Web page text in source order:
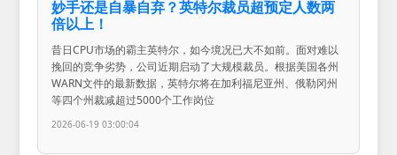
妙手还是自暴自弃？英特尔裁员超预定人数两
倍以上！
昔日CPU市场的霸主英特尔，如今境况已大不如前。面对难以
挽回的竞争劣势，公司近期启动了大规模裁员。根据美国各州
WARN文件的最新数据，英特尔将在加利福尼亚州、俄勒冈州
等四个州裁减超过5000个工作岗位
2026-06-19 03:00:04